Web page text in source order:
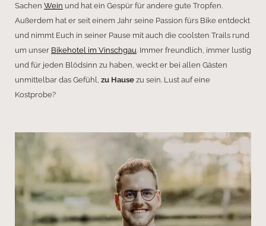
Sachen Wein und hat ein Gespür für andere gute Tropfen.
Außerdem hat er seit einem Jahr seine Passion fürs Bike entdeckt
und nimmt Euch in seiner Pause mit auch die coolsten Trails rund
um unser Bikehotel im Vinschgau. Immer freundlich, immer lustig
und für jeden Blödsinn zu haben, weckt er bei allen Gästen
unmittelbar das Gefühl, zu Hause zu sein. Lust auf eine
Kostprobe?